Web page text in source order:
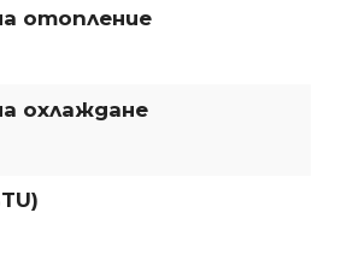
отопление
охлаждане